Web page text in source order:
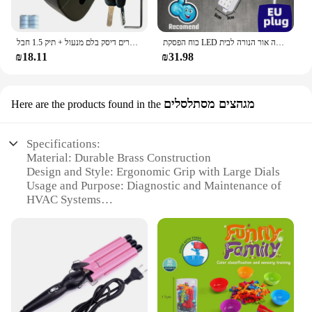
עמיד למים אופנוע נעילת אופניים אבטחה נגד גניבה מנעול אופנוע הרים אופני הרים דיסק בלם מנעול + תיק 1.5 חבל
₪18.11
כוח הפסקת LED חירום אור נייד קיר-רכוב נטענת אוטומטי עבודה פנס אור הסוללה אור הנורה לבית
₪31.98
Here are the products found in the מגהצים מסתלסלים
Specifications:
Material: Durable Brass Construction
Design and Style: Ergonomic Grip with Large Dials
Usage and Purpose: Diagnostic and Maintenance of
HVAC Systems
Shape or Size or Weight or Quantity: Compact and
Parts and Accessories: Includes 2 Manifold Gauges
and Case